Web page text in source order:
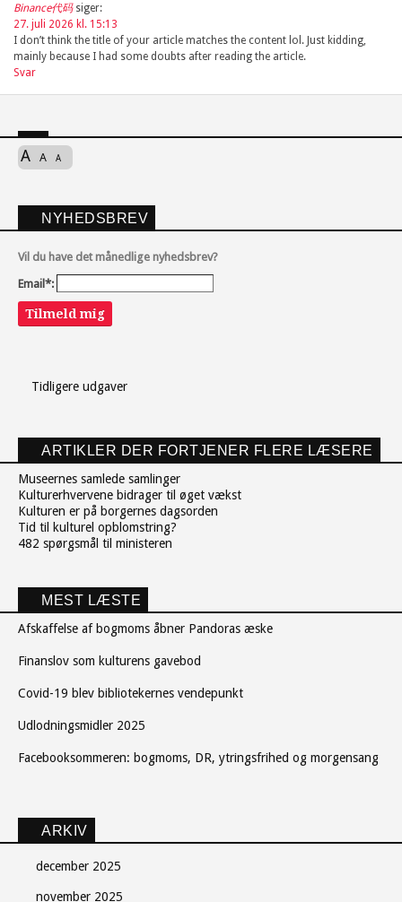
Binance代码 siger:
27. juli 2026 kl. 15:13
I don’t think the title of your article matches the content lol. Just kidding,
mainly because I had some doubts after reading the article.
Svar
A A A
NYHEDSBREV
Vil du have det månedlige nyhedsbrev?
Email*:
Tilmeld mig
Tidligere udgaver
ARTIKLER DER FORTJENER FLERE LÆSERE
Museernes samlede samlinger
Kulturerhvervene bidrager til øget vækst
Kulturen er på borgernes dagsorden
Tid til kulturel opblomstring?
482 spørgsmål til ministeren
MEST LÆSTE
Afskaffelse af bogmoms åbner Pandoras æske
Finanslov som kulturens gavebod
Covid-19 blev bibliotekernes vendepunkt
Udlodningsmidler 2025
Facebooksommeren: bogmoms, DR, ytringsfrihed og morgensang
ARKIV
december 2025
november 2025